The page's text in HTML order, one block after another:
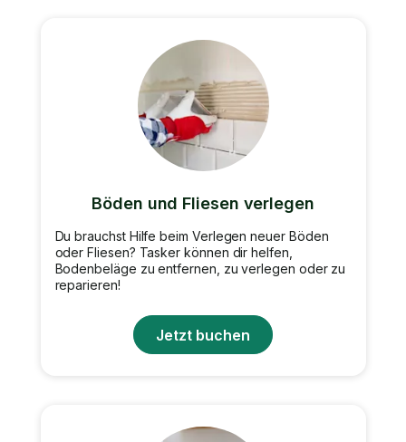
Böden und Fliesen verlegen
Du brauchst Hilfe beim Verlegen neuer Böden
oder Fliesen? Tasker können dir helfen,
Bodenbeläge zu entfernen, zu verlegen oder zu
reparieren!
Jetzt buchen